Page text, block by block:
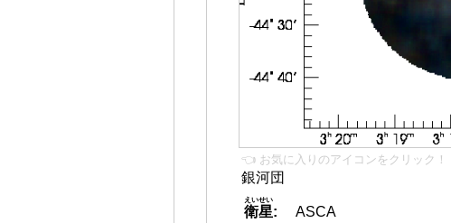
👈 お気に入りのアイコンをクリック！
銀河団
衛星
えいせい
:
ASCA